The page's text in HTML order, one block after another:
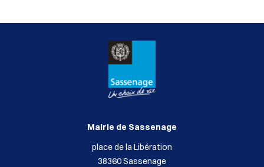
Mairie de Sassenage
place de la Libération
38360 Sassenage